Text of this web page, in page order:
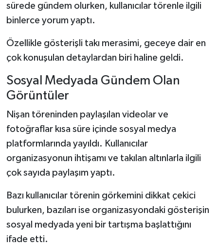
sürede gündem olurken, kullanıcılar törenle ilgili
binlerce yorum yaptı.
Özellikle gösterişli takı merasimi, geceye dair en
çok konuşulan detaylardan biri haline geldi.
Sosyal Medyada Gündem Olan
Görüntüler
Nişan töreninden paylaşılan videolar ve
fotoğraflar kısa süre içinde sosyal medya
platformlarında yayıldı. Kullanıcılar
organizasyonun ihtişamı ve takılan altınlarla ilgili
çok sayıda paylaşım yaptı.
Bazı kullanıcılar törenin görkemini dikkat çekici
bulurken, bazıları ise organizasyondaki gösterişin
sosyal medyada yeni bir tartışma başlattığını
ifade etti.